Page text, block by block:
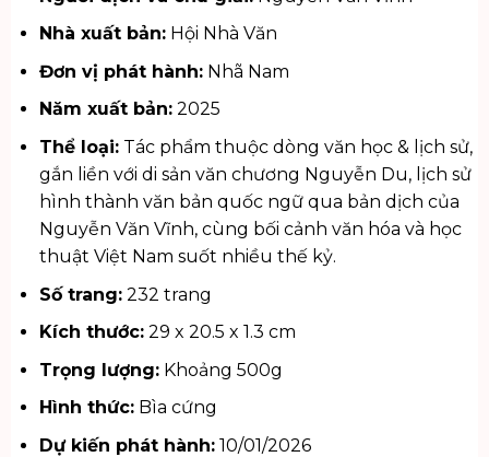
Nhà xuất bản:Hội Nhà Văn
Đơn vị phát hành:Nhã Nam
Năm xuất bản:2025
Thể loại:Tác phẩm thuộc dòng văn học & lịch sử,
gắn liền với di sản văn chương Nguyễn Du, lịch sử
hình thành văn bản quốc ngữ qua bản dịch của
Nguyễn Văn Vĩnh, cùng bối cảnh văn hóa và học
thuật Việt Nam suốt nhiều thế kỷ.
Số trang:232 trang
Kích thước:29 x 20.5 x 1.3 cm
Trọng lượng:Khoảng 500g
Hình thức:Bìa cứng
Dự kiến phát hành:10/01/2026